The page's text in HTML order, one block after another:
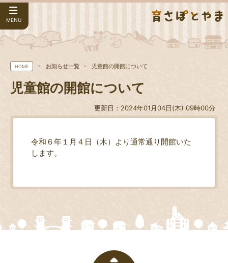
MENU
HOME お知らせ一覧 児童館の開館について
児童館の開館について
更新日：2024年01月04日(木) 09時00分
令和６年１月４日（木）より通常通り開館いた
します。